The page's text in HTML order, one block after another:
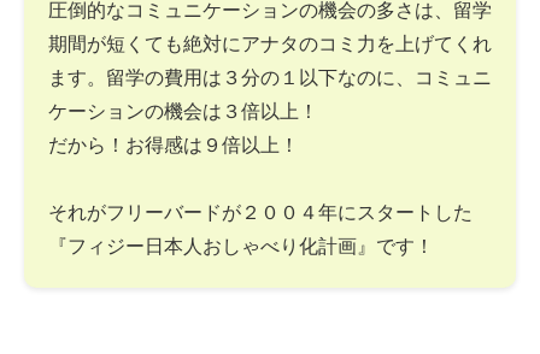
圧倒的なコミュニケーションの機会の多さは、留学
期間が短くても絶対にアナタのコミ力を上げてくれ
ます。留学の費用は３分の１以下なのに、コミュニ
ケーションの機会は３倍以上！
だから！お得感は９倍以上！
それがフリーバードが２００４年にスタートした
『フィジー日本人おしゃべり化計画』です！